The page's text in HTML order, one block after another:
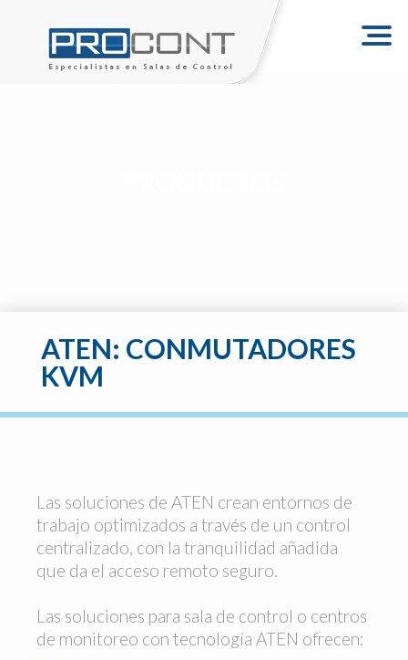
ATEN: CONMUTADORES
KVM
Las soluciones de ATEN crean entornos de
trabajo optimizados a través de un control
centralizado, con la tranquilidad añadida
que da el acceso remoto seguro.
Las soluciones para sala de control o centros
de monitoreo con tecnología ATEN ofrecen: